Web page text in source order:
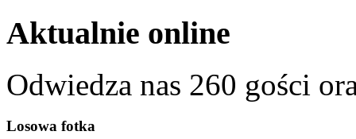
Aktualnie online
Odwiedza nas 260 gości
Losowa fotka